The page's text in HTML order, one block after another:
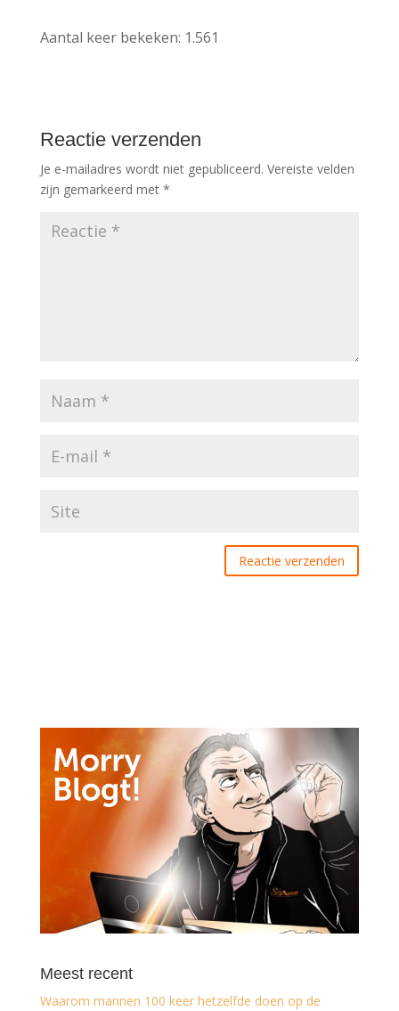
Aantal keer bekeken: 1.561
Reactie verzenden
Je e-mailadres wordt niet gepubliceerd. Vereiste velden
zijn gemarkeerd met *
Meest recent
Waarom mannen 100 keer hetzelfde doen op de